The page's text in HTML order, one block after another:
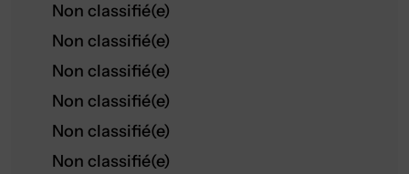
Non classifié(e)
Non classifié(e)
Non classifié(e)
Non classifié(e)
Non classifié(e)
Non classifié(e)